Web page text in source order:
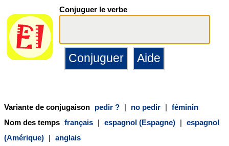
Conjuguer le verbe
Variante de conjugaison pedir ? | no pedir | féminin
Nom des temps français | espagnol (Espagne) | espagnol
(Amérique) | anglais